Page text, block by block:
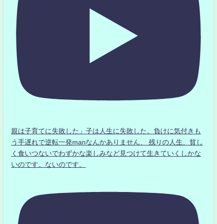
親は子育てに失敗した」子は人生に失敗した。負けに気付きも
う手遅れで逆転一発manなんかありません、 残りの人生、貧し
く食いつないでわずかな楽しみなど見つけて生きていくしかな
いのです。ないのです。